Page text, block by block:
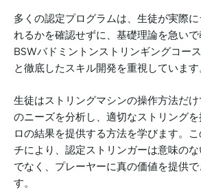
多くの認定プログラムは、生徒が実際
れるかを確認せずに、基礎理論を急い
BSWバドミントンストリンギングコー
と徹底したスキル開発を重視しています
生徒はストリングマシンの操作方法だ
のニーズを分析し、適切なストリング
ロの結果を提供する方法を学びます。
チにより、認定ストリンガーは意味の
でなく、プレーヤーに真の価値を提供
す。